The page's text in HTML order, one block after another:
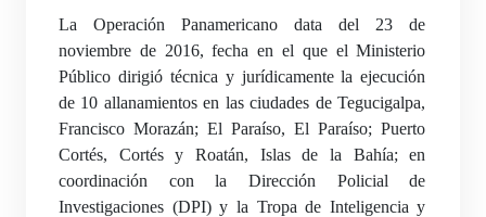
La Operación Panamericano data del 23 de
noviembre de 2016, fecha en el que el Ministerio
Público dirigió técnica y jurídicamente la ejecución
de 10 allanamientos en las ciudades de Tegucigalpa,
Francisco Morazán; El Paraíso, El Paraíso; Puerto
Cortés, Cortés y Roatán, Islas de la Bahía; en
coordinación con la Dirección Policial de
Investigaciones (DPI) y la Tropa de Inteligencia y